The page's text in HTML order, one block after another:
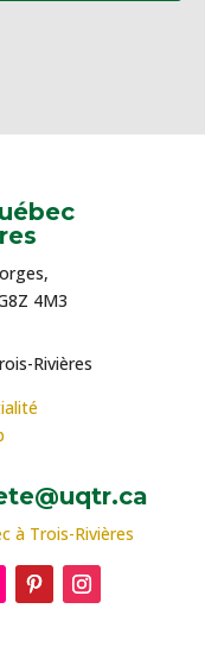
4M3
Rivières
à Trois-Rivières